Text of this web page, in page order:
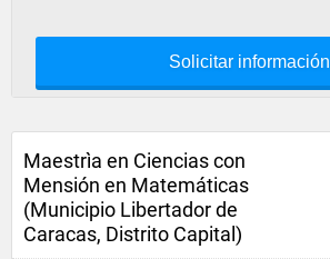
Solicitar información
Maestrìa en Ciencias con
Mensión en Matemáticas
(Municipio Libertador de
Caracas, Distrito Capital)